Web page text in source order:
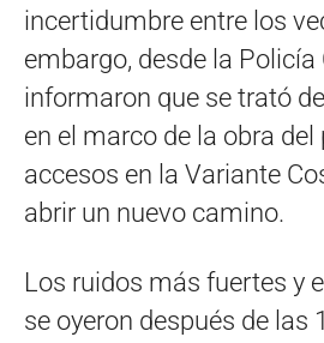
incertidumbre entre los
embargo, desde la Policía
informaron que se trató
en el marco de la obra del
accesos en la Variante
abrir un nuevo camino.
Los ruidos más fuertes y
se oyeron después de las